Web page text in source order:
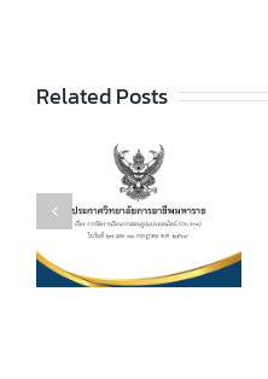
Related Postsศึกษาระดับ
ประกาศนียบัตร
วิชาชีพ (ปวช.)
พุทธศักราช
2562 และระดับ
ประกาศนียบัตร